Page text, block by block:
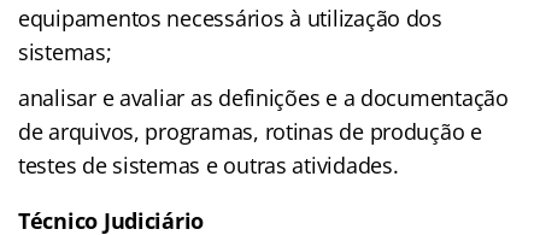
equipamentos necessários à utilização dos
sistemas;
analisar e avaliar as definições e a documentação
de arquivos, programas, rotinas de produção e
testes de sistemas e outras atividades.
Técnico Judiciário